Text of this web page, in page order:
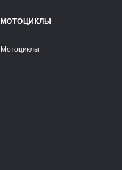
МОТОЦИКЛЫ
Мотоциклы